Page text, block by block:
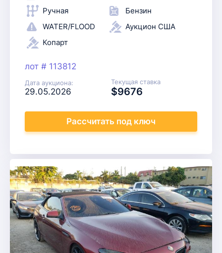
Ручная
Бензин
WATER/FLOOD
Аукцион США
Копарт
лот # 113812
Дата аукциона:
29.05.2026
Текущая ставка
$9676
Рассчитать под ключ